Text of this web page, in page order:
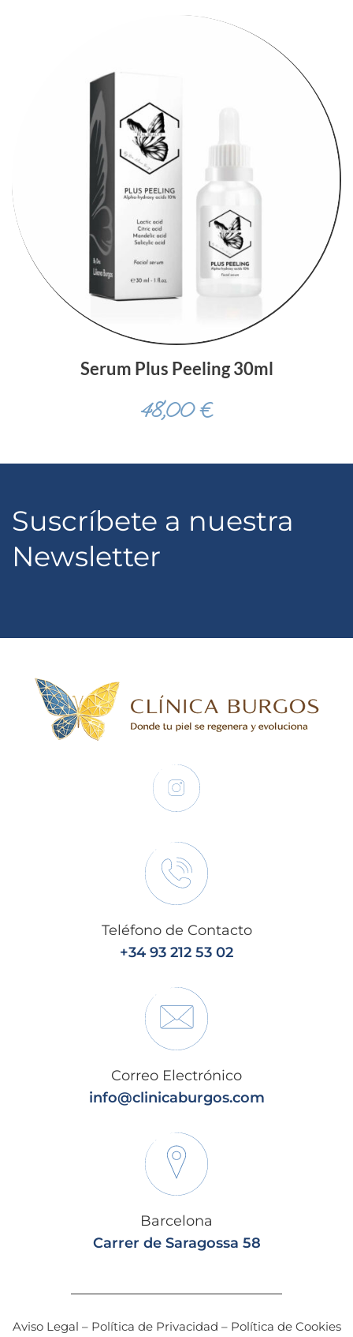
Serum Plus Peeling 30ml
48,00€
Suscríbete a nuestra
Newsletter
Teléfono de Contacto
+34 93 212 53 02
Correo Electrónico
info@clinicaburgos.com
Barcelona
Carrer de Saragossa 58
Aviso Legal – Política de Privacidad – Política de Cookies